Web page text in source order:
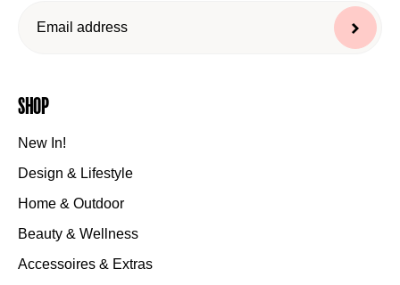
Shop
New In!
Design & Lifestyle
Home & Outdoor
Beauty & Wellness
Accessoires & Extras